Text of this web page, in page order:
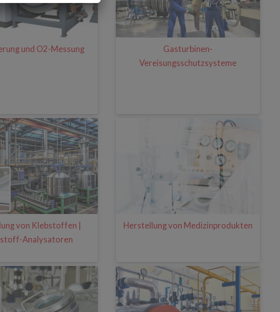
und O2-Messung
Gasturbinen-
Vereisungsschutzsysteme
von Klebstoffen |
Analysatoren
Herstellung von Medizinprodukten